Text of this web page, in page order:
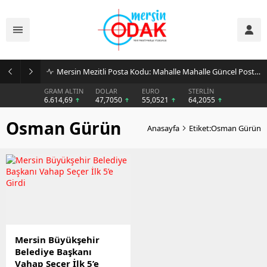
Mersin Mezitli Posta Kodu: Mahalle Mahalle Güncel Posta Kodu Rehberi
GRAM ALTIN
6.614,69
DOLAR
47,7050
EURO
55,0521
STERLİN
64,2055
Osman Gürün Anasayfa Etiket:Osman Gürün
Mersin Büyükşehir
Belediye Başkanı
Vahap Seçer İlk 5’e